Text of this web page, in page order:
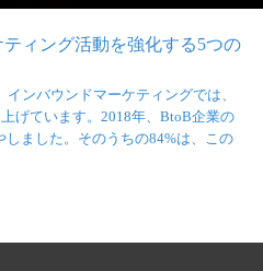
ィング活動を強化する5つの
ンバウンドマーケティングでは、
げています。2018年、BtoB企業の
ました。そのうちの84%は、この